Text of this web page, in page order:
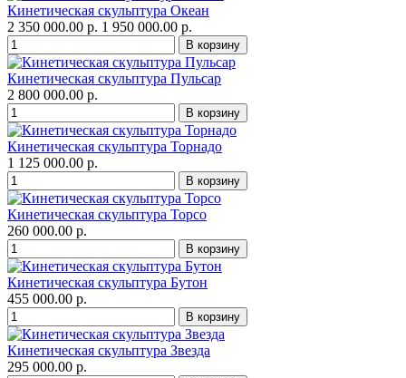
Кинетическая скульптура Океан
2 350 000.00 р. 1 950 000.00 р.
Кинетическая скульптура Пульсар
2 800 000.00 р.
Кинетическая скульптура Торнадо
1 125 000.00 р.
Кинетическая скульптура Торсо
260 000.00 р.
Кинетическая скульптура Бутон
455 000.00 р.
Кинетическая скульптура Звезда
295 000.00 р.